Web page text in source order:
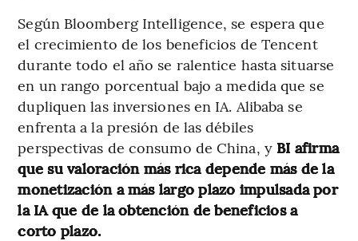
Según Bloomberg Intelligence, se espera que
el crecimiento de los beneficios de Tencent
durante todo el año se ralentice hasta situarse
en un rango porcentual bajo a medida que se
dupliquen las inversiones en IA. Alibaba se
enfrenta a la presión de las débiles
perspectivas de consumo de China, y BI afirma
que su valoración más rica depende más de la
monetización a más largo plazo impulsada por
la IA que de la obtención de beneficios a
corto plazo.